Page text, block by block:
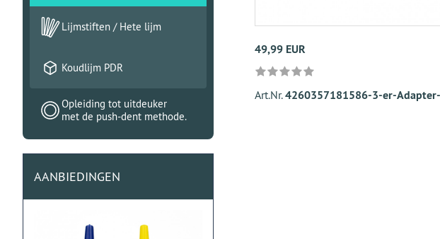
49,99 EUR
Art.Nr.4260357181586-3-er-
Lijmstiften / Hete lijm
Koudlijm PDR
Opleiding tot uitdeuker
met de push-dent methode.
AANBIEDINGEN